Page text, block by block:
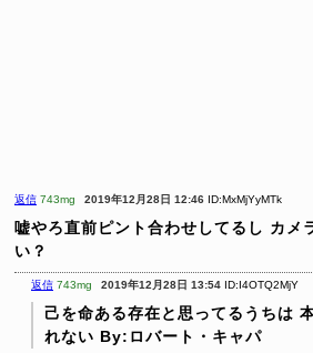
返信 743mg 2019年12月28日 12:46 ID:MxMjYyMTk
嘘やろ直前ピント合わせしてるし カメ
い？
返信 743mg 2019年12月28日 13:54 ID:I4OTQ2MjY
己を命ある存在と思ってるうちは
れない By:ロバート・キャパ